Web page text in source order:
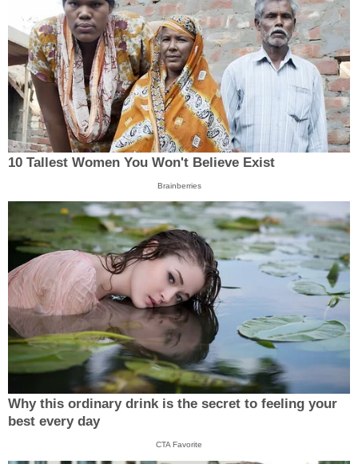
10 Tallest Women You Won't Believe Exist
Brainberries
Why this ordinary drink is the secret to feeling your
best every day
CTA Favorite